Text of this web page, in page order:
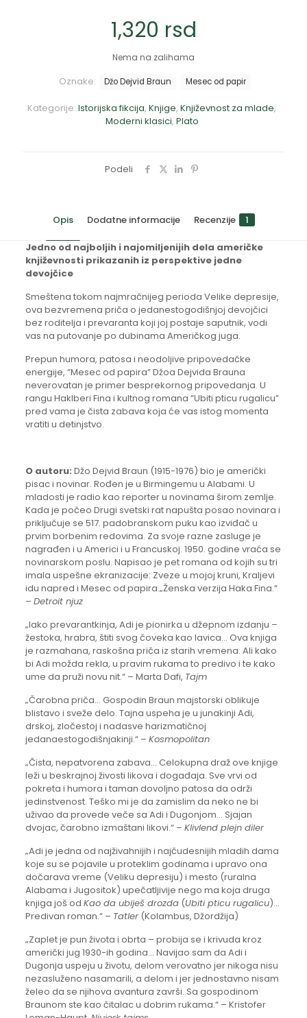
1,320 rsd
Nema na zalihama
Kategorije: Istorijska fikcija, Knjige, Književnost za mlade,
Moderni klasici, Plato
Oznake: Džo Dejvid Braun Mesec od papir
Podeli
Opis Dodatne informacije Recenzije 1
Jedno od najboljih i najomiljenijih dela američke
književnosti prikazanih iz perspektive jedne
devojčice
Smeštena tokom najmračnijeg perioda Velike depresije,
ova bezvremena priča o jedanestogodišnjoj devojčici
bez roditelja i prevaranta koji joj postaje saputnik, vodi
vas na putovanje po dubinama Američkog juga.
Prepun humora, patosa i neodoljive pripovedačke
energije, “Mesec od papira” Džoa Dejvida Brauna
neverovatan je primer besprekornog pripovedanja. U
rangu Haklberi Fina i kultnog romana “Ubiti pticu rugalicu”
pred vama je čista zabava koja će vas istog momenta
vratiti u detinjstvo.
O autoru: Džo Dejvid Braun (1915-1976) bio je američki
pisac i novinar. Rođen je u Birmingemu u Alabami. U
mladosti je radio kao reporter u novinama širom zemlje.
Kada je počeo Drugi svetski rat napušta posao novinara i
priključuje se 517. padobranskom puku kao izviđač u
prvim borbenim redovima. Za svoje razne zasluge je
nagrađen i u Americi i u Francuskoj. 1950. godine vraća se
novinarskom poslu. Napisao je pet romana od kojih su tri
imala uspešne ekranizacije: Zveze u mojoj kruni, Kraljevi
idu napred i Mesec od papira.„Ženska verzija Haka Fina.“
– Detroit njuz
„Iako prevarantkinja, Adi je pionirka u džepnom izdanju –
žestoka, hrabra, štiti svog čoveka kao lavica… Ova knjiga
je razmahana, raskošna priča iz starih vremena. Ali kako
bi Adi možda rekla, u pravim rukama to predivo i te kako
ume da pruži novu nit.“ – Marta Dafi, Tajm
„Čarobna priča… Gospodin Braun majstorski oblikuje
blistavo i sveže delo. Tajna uspeha je u junakinji Adi,
drskoj, zločestoj i nadasve harizmatičnoj
jedanaestogodišnjakinji.“ – Kosmopolitan
„Čista, nepatvorena zabava… Celokupna draž ove knjige
leži u beskrajnoj živosti likova i događaja. Sve vrvi od
pokreta i humora i taman dovoljno patosa da održi
jedinstvenost. Teško mi je da zamislim da neko ne bi
uživao da provede veče sa Adi i Dugonjom… Sjajan
dvojac, čarobno izmaštani likovi.“ – Klivlend plejn diler
„Adi je jedna od najživahnijih i najčudesnijih mladih dama
koje su se pojavile u proteklim godinama i upravo ona
dočarava vreme (Veliku depresiju) i mesto (ruralna
Alabama i Jugositok) upečatljivije nego ma koja druga
knjiga još od Kao da ubiješ drozda(Ubiti pticu rugalicu)…
Predivan roman.“ – Tatler(Kolambus, Džordžija)
„Zaplet je pun života i obrta – probija se i krivuda kroz
američki jug 1930-ih godina… Navijao sam da Adi i
Dugonja uspeju u životu, delom verovatno jer nikoga nisu
nezasluženo nasamarili, a delom i jer jednostavno nisam
želeo da se njihova avantura završi. Sa gospodinom
Braunom ste kao čitalac u dobrim rukama.“ – Kristofer